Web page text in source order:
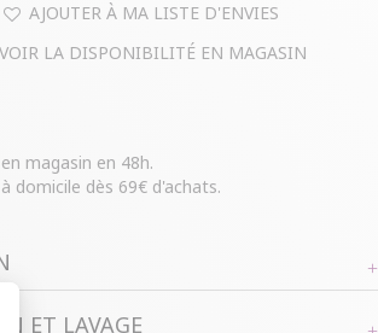
AJOUTER À MA LISTE D'ENVIES
VOIR LA DISPONIBILITÉ EN MAGASIN
magasin en 48h.
domicile dès 69€ d'achats.
ET LAVAGE